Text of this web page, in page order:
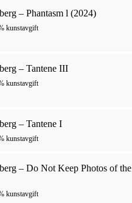
– Phantasm l (2024)
kunstavgift
– Tantene III
kunstavgift
– Tantene I
kunstavgift
– Do Not Keep Photos of the
kunstavgift